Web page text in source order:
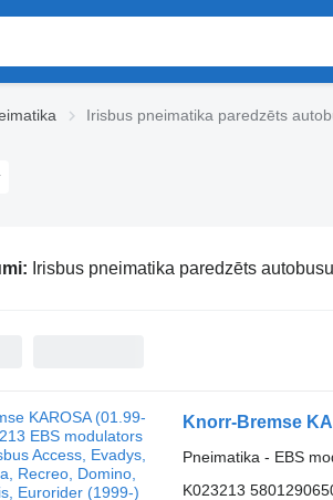
Irisbus pneimatika paredzēts
Irisbus pneimatika paredzēts autobusu
Pneimatika - EBS
K023213